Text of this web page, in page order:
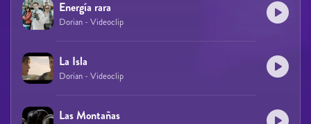
Energía rara
Dorian - Videoclip
La Isla
Dorian - Videoclip
Las Montañas